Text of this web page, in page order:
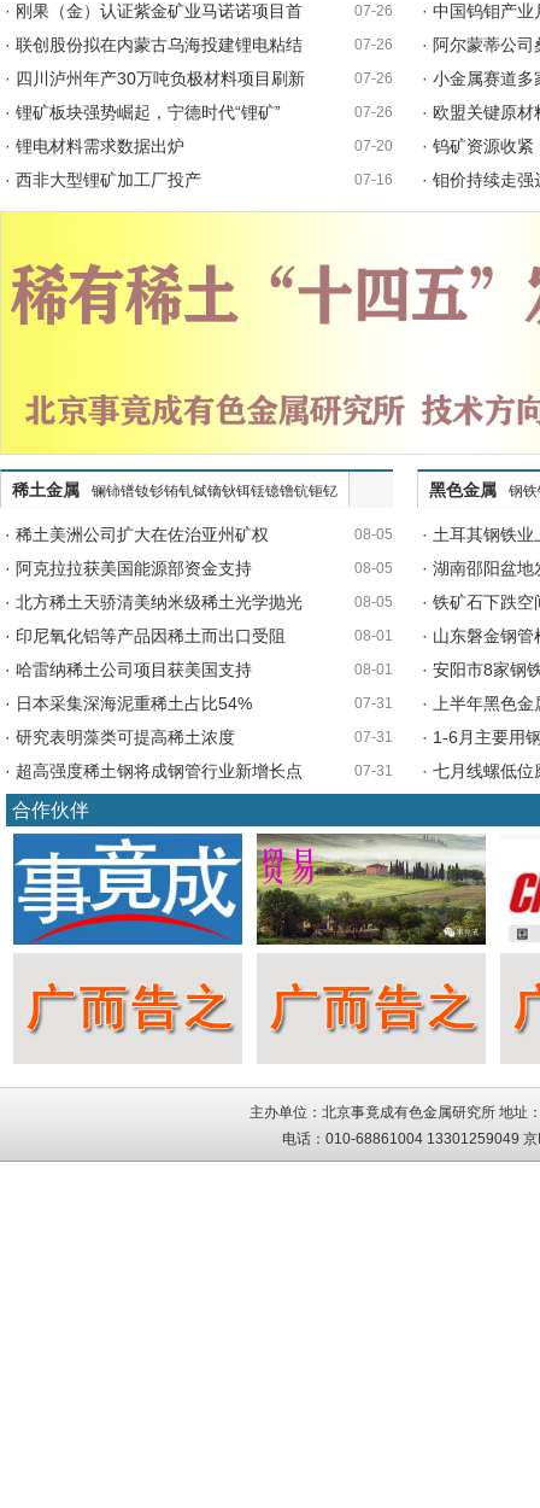
· 刚果（金）认证紫金矿业马诺诺项目首 07-26
· 联创股份拟在内蒙古乌海投建锂电粘结 07-26
· 四川泸州年产30万吨负极材料项目刷新 07-26
· 锂矿板块强势崛起，宁德时代“锂矿” 07-26
· 锂电材料需求数据出炉 07-20
· 西非大型锂矿加工厂投产 07-16
· 中国钨钼产
· 阿尔蒙蒂公
· 小金属赛道
· 欧盟关键原
· 钨矿资源收
· 钼价持续走
稀土金属 镧铈镨钕钐铕钆铽镝钬铒铥镱镥钪钷钇
· 稀土美洲公司扩大在佐治亚州矿权 08-05
· 阿克拉拉获美国能源部资金支持 08-05
· 北方稀土天骄清美纳米级稀土光学抛光 08-05
· 印尼氧化铝等产品因稀土而出口受阻 08-01
· 哈雷纳稀土公司项目获美国支持 08-01
· 日本采集深海泥重稀土占比54% 07-31
· 研究表明藻类可提高稀土浓度 07-31
· 超高强度稀土钢将成钢管行业新增长点 07-31
黑色金属 钢
· 土耳其钢铁
· 湖南邵阳盆
· 铁矿石下跌空
· 山东磐金钢管
· 安阳市8家钢
· 上半年黑色
· 1-6月主要用
· 七月线螺低位
合作伙伴
主办单位：北京事竟成有色金属研究所 地
电话：010-68861004 13301259049